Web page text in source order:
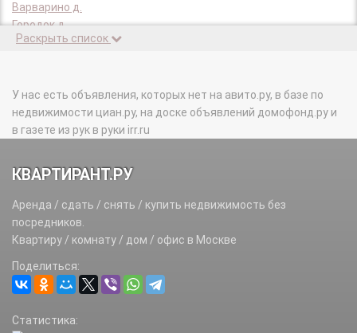
Варварино д.
Городок д.
Колотилово д.
Красная Пахра с.
Красная Пахра д.
Красное с.
Малыгино д.
Подосинки д.
Подсобного х-ва Минзаг п.
Поляны д.
Раево д.
Софьино д.
Страдань д.
Шарапово д.
Раскрыть список
У нас есть объявления, которых нет на авито.ру, в базе по
недвижимости циан.ру, на доске объявлений домофонд.ру и
в газете из рук в руки irr.ru
КВАРТИРАНТ.РУ
Аренда / сдать / снять / купить недвижимость без
посредников.
Квартиру / комнату / дом / офис в Москве
Поделиться:
Статистика: